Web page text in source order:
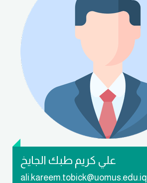
علي كريم طبك الجايخ
ali.kareem.tobick@uomus.edu.iq